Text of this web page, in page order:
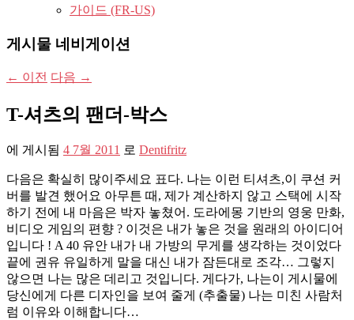
가이드 (FR-US)
게시물 네비게이션
← 이전 다음 →
T-셔츠의 팬더-박스
에 게시됨 4 7월 2011 로 Dentifritz
다음은 확실히 많이주세요 표다. 나는 이런 티셔츠,이 쿠션 커
버를 발견 했어요 아무튼 때, 제가 계산하지 않고 스택에 시작
하기 전에 내 마음은 박자 놓쳤어. 도라에몽 기반의 영웅 만화,
비디오 게임의 편향 ? 이것은 내가 놓은 것을 원래의 아이디어
입니다 ! A40 유안 내가 내 가방의 무게를 생각하는 것이었다
끝에 권유 유일하게 말을 대신 내가 잠든대로 조각… 그렇지
않으면 나는 많은 데리고​​ 것입니다. 게다가, 나는이 게시물에
당신에게 다른 디자인을 보여 줄게 (추출물) 나는 미친 사람처
럼 이유와 이해합니다…